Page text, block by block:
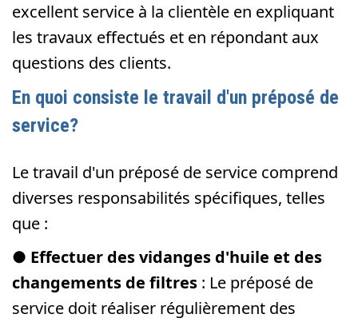
excellent service à la clientèle en expliquant
les travaux effectués et en répondant aux
questions des clients.
En quoi consiste le travail d'un préposé de
service?
Le travail d'un préposé de service comprend
diverses responsabilités spécifiques, telles
que :
● Effectuer des vidanges d'huile et des
changements de filtres: Le préposé de
service doit réaliser régulièrement des